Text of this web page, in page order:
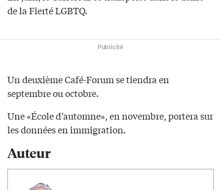
de la Fierté LGBTQ.
Publicité
Un deuxième Café-Forum se tiendra en
septembre ou octobre.
Une «École d’automne», en novembre, portera sur
les données en immigration.
Auteur